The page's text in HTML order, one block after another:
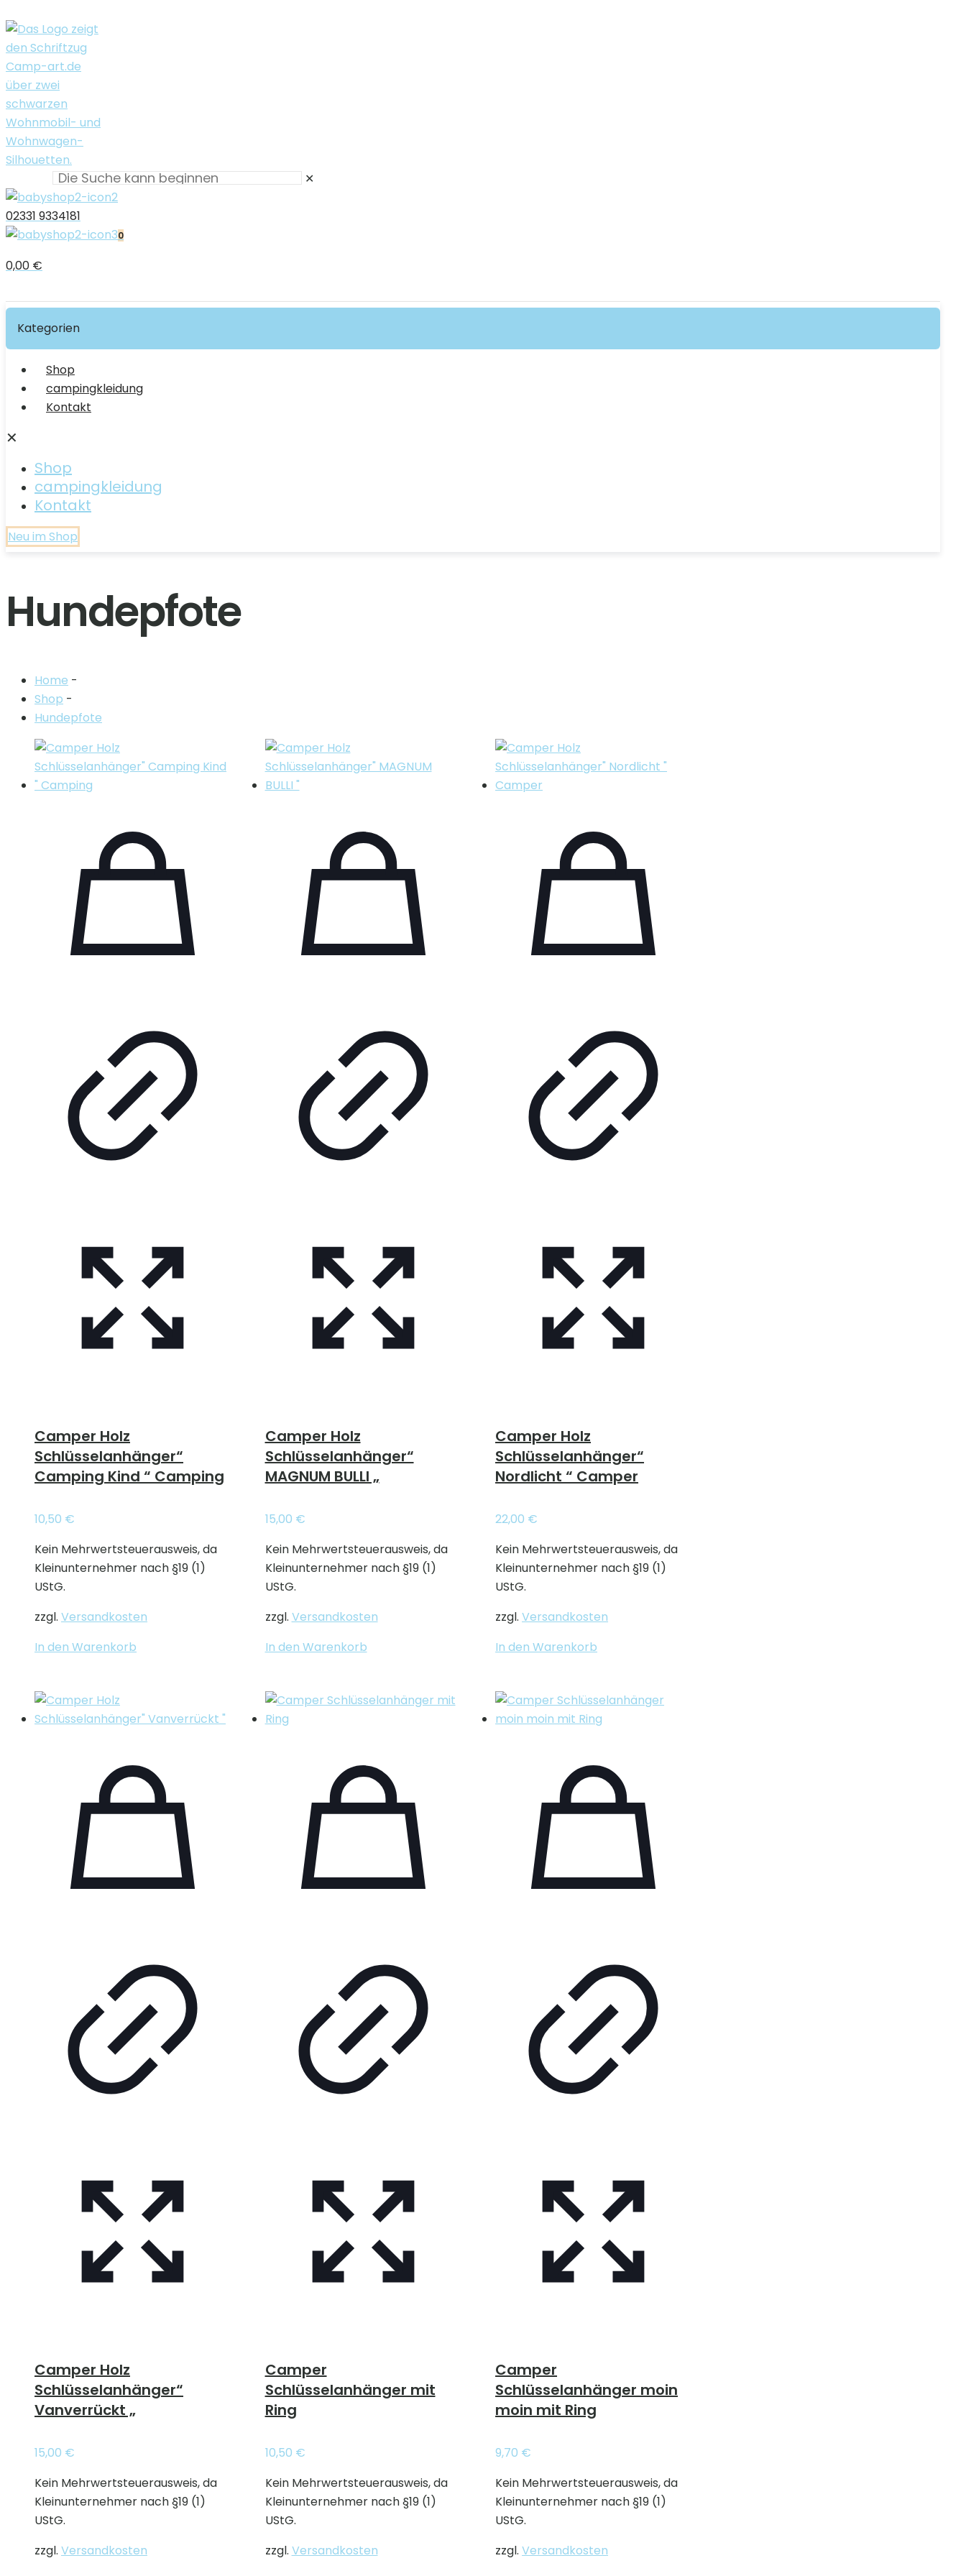
✕
02331 9334181
0
0,00 €
Kategorien
Shop
campingkleidung
Kontakt
✕
Shop
campingkleidung
Kontakt
Neu im Shop
Hundepfote
Home -
Shop -
Hundepfote
Camper Holz
Schlüsselanhänger“
Camping Kind “ Camping
10,50 €
Kein Mehrwertsteuerausweis, da
Kleinunternehmer nach §19 (1)
UStG.
zzgl. Versandkosten
In den Warenkorb
Camper Holz
Schlüsselanhänger“
MAGNUM BULLI „
15,00 €
Kein Mehrwertsteuerausweis, da
Kleinunternehmer nach §19 (1)
UStG.
zzgl. Versandkosten
In den Warenkorb
Camper Holz
Schlüsselanhänger“
Nordlicht “ Camper
22,00 €
Kein Mehrwertsteuerausweis, da
Kleinunternehmer nach §19 (1)
UStG.
zzgl.Versandkosten
In den Warenkorb
Camper Holz
Schlüsselanhänger“
Vanverrückt „
15,00 €
Kein Mehrwertsteuerausweis, da
Kleinunternehmer nach §19 (1)
UStG.
zzgl. Versandkosten
Camper
Schlüsselanhänger mit
Ring
10,50 €
Kein Mehrwertsteuerausweis, da
Kleinunternehmer nach §19 (1)
UStG.
zzgl. Versandkosten
Camper
Schlüsselanhänger moin
moin mit Ring
9,70 €
Kein Mehrwertsteuerausweis, da
Kleinunternehmer nach §19 (1)
UStG.
zzgl.Versandkosten